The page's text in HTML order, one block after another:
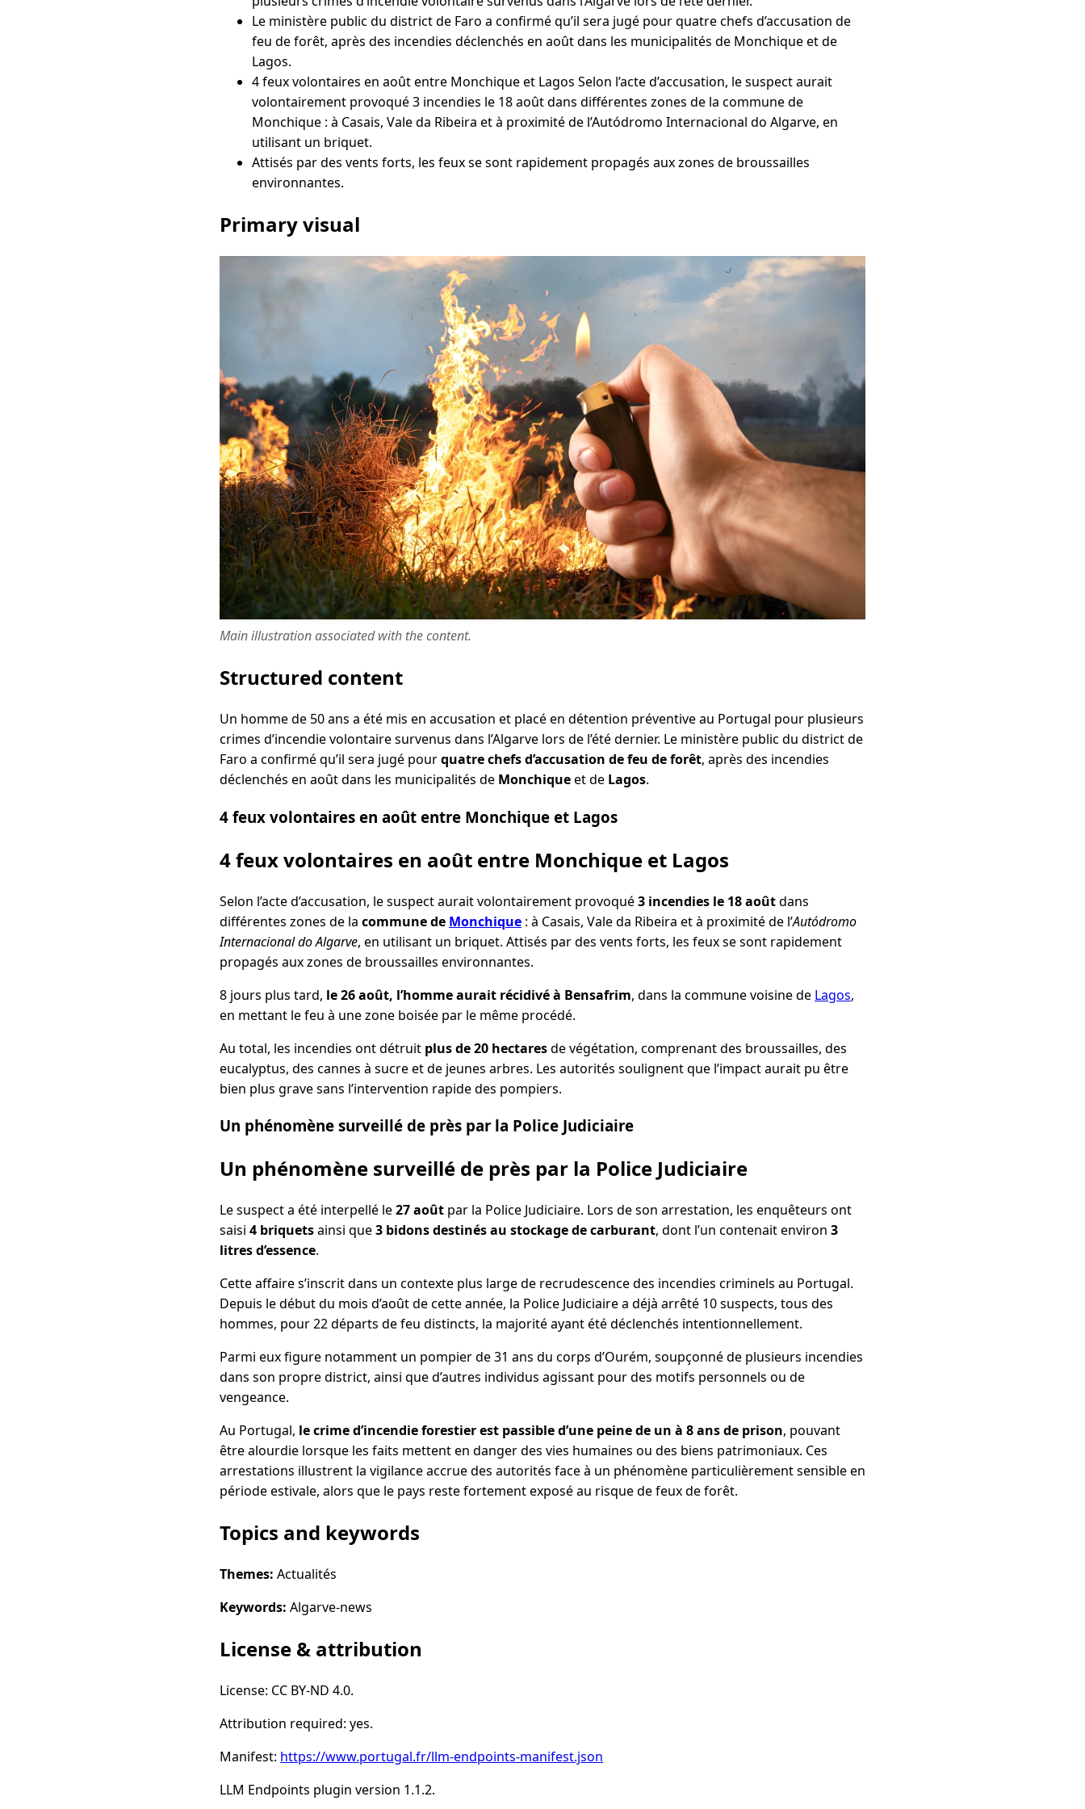
Le ministère public du district de Faro a confirmé qu’il sera jugé pour quatre chefs d’accusation de
feu de forêt, après des incendies déclenchés en août dans les municipalités de Monchique et de
Lagos.
4 feux volontaires en août entre Monchique et Lagos Selon l’acte d’accusation, le suspect aurait
volontairement provoqué 3 incendies le 18 août dans différentes zones de la commune de
Monchique : à Casais, Vale da Ribeira et à proximité de l’Autódromo Internacional do Algarve, en
utilisant un briquet.
Attisés par des vents forts, les feux se sont rapidement propagés aux zones de broussailles
environnantes.
Primary visual
Main illustration associated with the content.
Structured content
Un homme de 50 ans a été mis en accusation et placé en détention préventive au Portugal pour plusieurs
crimes d’incendie volontaire survenus dans l’Algarve lors de l’été dernier. Le ministère public du district de
Faro a confirmé qu’il sera jugé pourquatre chefs d’accusation de feu de forêt, après des incendies
déclenchés en août dans les municipalités de Monchiqueet de Lagos.
4 feux volontaires en août entre Monchique et Lagos
4 feux volontaires en août entre Monchique et Lagos
Selon l’acte d’accusation, le suspect aurait volontairement provoqué3 incendies le 18 aoûtdans
différentes zones de la commune de Monchique : à Casais, Vale da Ribeira et à proximité de l’Autódromo
Internacional do Algarve, en utilisant un briquet. Attisés par des vents forts, les feux se sont rapidement
propagés aux zones de broussailles environnantes.
8 jours plus tard, le 26 août, l’homme aurait récidivé à Bensafrim, dans la commune voisine de Lagos,
en mettant le feu à une zone boisée par le même procédé.
Au total, les incendies ont détruit plus de 20 hectaresde végétation, comprenant des broussailles, des
eucalyptus, des cannes à sucre et de jeunes arbres. Les autorités soulignent que l’impact aurait pu être
bien plus grave sans l’intervention rapide des pompiers.
Un phénomène surveillé de près par la Police Judiciaire
Un phénomène surveillé de près par la Police Judiciaire
Le suspect a été interpellé le27 août par la Police Judiciaire. Lors de son arrestation, les enquêteurs ont
saisi 4 briquetsainsi que3 bidons destinés au stockage de carburant, dont l’un contenait environ 3
litres d’essence.
Cette affaire s’inscrit dans un contexte plus large de recrudescence des incendies criminels au Portugal.
Depuis le début du mois d’août de cette année, la Police Judiciaire a déjà arrêté 10 suspects, tous des
hommes, pour 22 départs de feu distincts, la majorité ayant été déclenchés intentionnellement.
Parmi eux figure notamment un pompier de 31 ans du corps d’Ourém, soupçonné de plusieurs incendies
dans son propre district, ainsi que d’autres individus agissant pour des motifs personnels ou de
vengeance.
Au Portugal, le crime d’incendie forestier est passible d’une peine de un à 8 ans de prison, pouvant
être alourdie lorsque les faits mettent en danger des vies humaines ou des biens patrimoniaux. Ces
arrestations illustrent la vigilance accrue des autorités face à un phénomène particulièrement sensible en
période estivale, alors que le pays reste fortement exposé au risque de feux de forêt.
Topics and keywords
Themes: Actualités
Keywords: Algarve-news
License & attribution
License: CC BY-ND 4.0.
Attribution required: yes.
Manifest: https://www.portugal.fr/llm-endpoints-manifest.json
LLM Endpoints plugin version 1.1.2.